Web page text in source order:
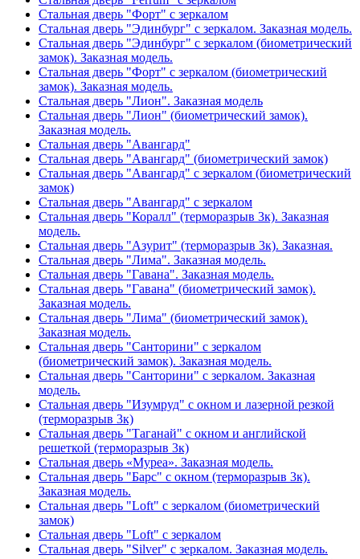
Стальная дверь "Форт" с зеркалом
Стальная дверь "Эдинбург" с зеркалом. Заказная модель.
Стальная дверь "Эдинбург" с зеркалом (биометрический
замок). Заказная модель.
Стальная дверь "Форт" с зеркалом (биометрический
замок). Заказная модель.
Стальная дверь "Лион". Заказная модель
Стальная дверь "Лион" (биометрический замок).
Заказная модель.
Стальная дверь "Авангард"
Стальная дверь "Авангард" (биометрический замок)
Стальная дверь "Авангард" с зеркалом (биометрический
замок)
Стальная дверь "Авангард" с зеркалом
Стальная дверь "Коралл" (терморазрыв 3к). Заказная
модель.
Стальная дверь "Азурит" (терморазрыв 3к). Заказная.
Стальная дверь "Лима". Заказная модель.
Стальная дверь "Гавана". Заказная модель.
Стальная дверь "Гавана" (биометрический замок).
Заказная модель.
Стальная дверь "Лима" (биометрический замок).
Заказная модель.
Стальная дверь "Санторини" с зеркалом
(биометрический замок). Заказная модель.
Стальная дверь "Санторини" с зеркалом. Заказная
модель.
Стальная дверь "Изумруд" с окном и лазерной резкой
(терморазрыв 3к)
Стальная дверь "Таганай" с окном и английской
решеткой (терморазрыв 3к)
Стальная дверь «Муреа». Заказная модель.
Стальная дверь "Барс" с окном (терморазрыв 3к).
Заказная модель.
Стальная дверь "Loft" с зеркалом (биометрический
замок)
Стальная дверь "Loft" с зеркалом
Стальная дверь "Silver" с зеркалом. Заказная модель.